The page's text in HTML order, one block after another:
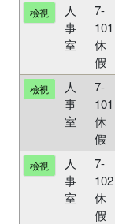
檢視
人
事
室
7-
101
休
假
檢視
人
事
室
7-
101
休
假
檢視
人
事
室
7-
102
休
假